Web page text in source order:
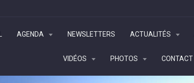
AGENDA NEWSLETTERS ACTUALITÉS
VIDÉOS PHOTOS CONTACT